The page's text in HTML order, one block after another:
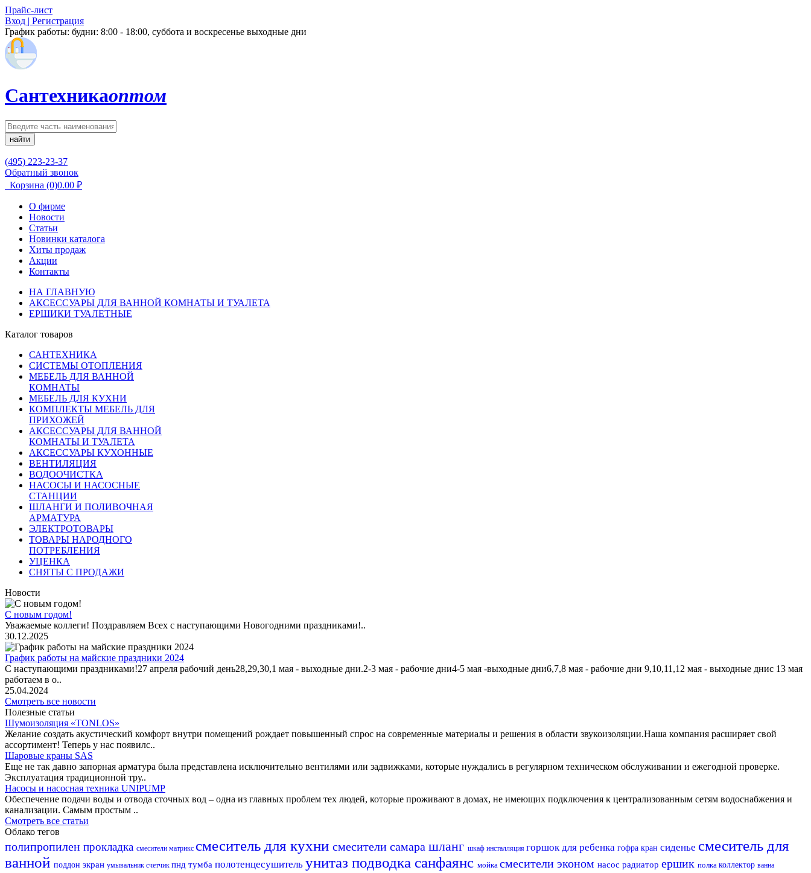
Прайс-лист
Вход | Регистрация
График работы: будни: 8:00 - 18:00, суббота и воскресенье выходные дни
Сантехникаоптом
найти
(495) 223-23-37
Обратный звонок
Корзина (0)0.00 ₽
О фирме
Новости
Статьи
Новинки каталога
Хиты продаж
Акции
Контакты
НА ГЛАВНУЮ
АКСЕССУАРЫ ДЛЯ ВАННОЙ КОМНАТЫ И ТУАЛЕТА
ЕРШИКИ ТУАЛЕТНЫЕ
Каталог товаров
САНТЕХНИКА
СИСТЕМЫ ОТОПЛЕНИЯ
МЕБЕЛЬ ДЛЯ ВАННОЙ
КОМНАТЫ
МЕБЕЛЬ ДЛЯ КУХНИ
КОМПЛЕКТЫ МЕБЕЛЬ ДЛЯ
ПРИХОЖЕЙ
АКСЕССУАРЫ ДЛЯ ВАННОЙ
КОМНАТЫ И ТУАЛЕТА
АКСЕССУАРЫ КУХОННЫЕ
ВЕНТИЛЯЦИЯ
ВОДООЧИСТКА
НАСОСЫ И НАСОСНЫЕ
СТАНЦИИ
ШЛАНГИ И ПОЛИВОЧНАЯ
АРМАТУРА
ЭЛЕКТРОТОВАРЫ
ТОВАРЫ НАРОДНОГО
ПОТРЕБЛЕНИЯ
УЦЕНКА
СНЯТЫ С ПРОДАЖИ
Новости
С новым годом!
Уважаемые коллеги! Поздравляем Всех с наступающими Новогодними праздниками!..
30.12.2025
График работы на майские праздники 2024
С наступающими праздниками!27 апреля рабочий день28,29,30,1 мая - выходные дни.2-3 мая - рабочие дни4-5 мая -выходные дни6,7,8 мая - рабочие дни 9,10,11,12 мая - выходные днис 13 мая
работаем в о..
25.04.2024
Смотреть все новости
Полезные статьи
Шумоизоляция «TONLOS»
Желание создать акустический комфорт внутри помещений рождает повышенный спрос на современные материалы и решения в области звукоизоляции.Наша компания расширяет свой
ассортимент! Теперь у нас появилс..
Шаровые краны SAS
Еще не так давно запорная арматура была представлена исключительно вентилями или задвижками, которые нуждались в регулярном техническом обслуживании и ежегодной проверке.
Эксплуатация традиционной тру..
Насосы и насосная техника UNIPUMP
Обеспечение подачи воды и отвода сточных вод – одна из главных проблем тех людей, которые проживают в домах, не имеющих подключения к централизованным сетям водоснабжения и
канализации. Самым простым ..
Смотреть все статьи
Облако тегов
полипропилен прокладка смесители матрикс смеситель для кухни смесители самара шланг шкаф инсталляция горшок для ребенка гофра кран сиденье смеситель для
ванной поддон экран умывальник счетчик пнд тумба полотенцесушитель унитаз подводка санфаянс мойка смесители эконом насос радиатор ершик полка коллектор ванна